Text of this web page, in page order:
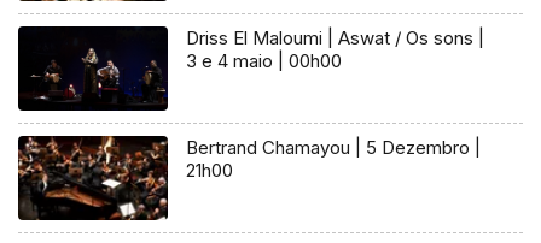
Driss El Maloumi | Aswat / Os sons |
3 e 4 maio | 00h00
Bertrand Chamayou | 5 Dezembro |
21h00